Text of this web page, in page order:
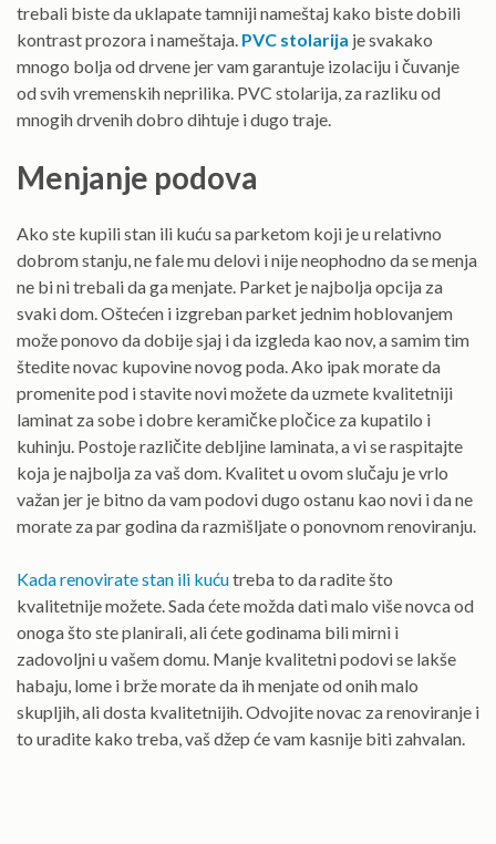
trebali biste da uklapate tamniji nameštaj kako biste dobili
kontrast prozora i nameštaja. PVC stolarija je svakako
mnogo bolja od drvene jer vam garantuje izolaciju i čuvanje
od svih vremenskih neprilika. PVC stolarija, za razliku od
mnogih drvenih dobro dihtuje i dugo traje.
Menjanje podova
Ako ste kupili stan ili kuću sa parketom koji je u relativno
dobrom stanju, ne fale mu delovi i nije neophodno da se menja
ne bi ni trebali da ga menjate. Parket je najbolja opcija za
svaki dom. Oštećen i izgreban parket jednim hoblovanjem
može ponovo da dobije sjaj i da izgleda kao nov, a samim tim
štedite novac kupovine novog poda. Ako ipak morate da
promenite pod i stavite novi možete da uzmete kvalitetniji
laminat za sobe i dobre keramičke pločice za kupatilo i
kuhinju. Postoje različite debljine laminata, a vi se raspitajte
koja je najbolja za vaš dom. Kvalitet u ovom slučaju je vrlo
važan jer je bitno da vam podovi dugo ostanu kao novi i da ne
morate za par godina da razmišljate o ponovnom renoviranju.
Kada renovirate stan ili kućutreba to da radite što
kvalitetnije možete. Sada ćete možda dati malo više novca od
onoga što ste planirali, ali ćete godinama bili mirni i
zadovoljni u vašem domu. Manje kvalitetni podovi se lakše
habaju, lome i brže morate da ih menjate od onih malo
skupljih, ali dosta kvalitetnijih. Odvojite novac za renoviranje i
to uradite kako treba, vaš džep će vam kasnije biti zahvalan.